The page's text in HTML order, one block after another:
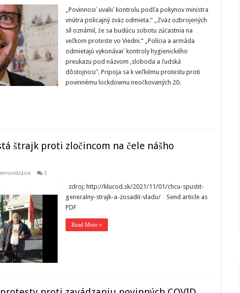
„Povinnosť uvaliť kontrolu podľa pokynov ministra
vnútra policajný zväz odmieta.“ „Zväz ozbrojených
síl oznámil, že sa budúcu sobotu zúčastnia na
veľkom proteste vo Viedni.“ „Polícia a armáda
odmietajú vykonávať kontroly hygienického
preukazu pod názvom ‚sloboda a ľudská
dôstojnosť‘. Pripoja sa k veľkému protestu proti
povinnému lockdownu neočkovaných 20.
štrajk proti zločincom na čele nášho
3
zdroj: http://klucod.sk/2021/11/01/chcu-spustit-
generalny-strajk-a-zosadit-vladu/ Send article as
PDF
Read More »